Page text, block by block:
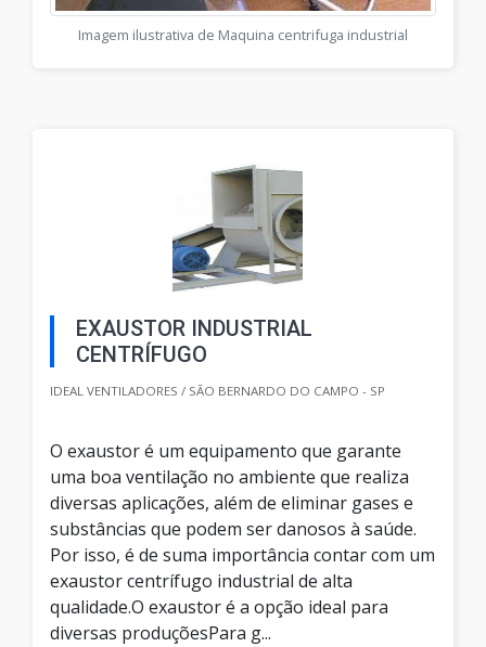
Imagem ilustrativa de Maquina centrifuga industrial
EXAUSTOR INDUSTRIAL
CENTRÍFUGO
IDEAL VENTILADORES / SÃO BERNARDO DO CAMPO - SP
O exaustor é um equipamento que garante
uma boa ventilação no ambiente que realiza
diversas aplicações, além de eliminar gases e
substâncias que podem ser danosos à saúde.
Por isso, é de suma importância contar com um
exaustor centrífugo industrial de alta
qualidade.O exaustor é a opção ideal para
diversas produçõesPara g...